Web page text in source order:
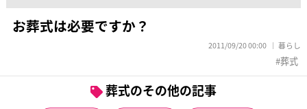
お葬式は必要ですか？
2011/09/20 00:00 暮らし
葬式
葬式のその他の記事